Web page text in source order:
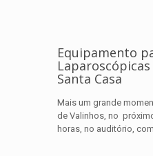
Equipamento
Santa Casa
Mais um grande
de Valinhos, no
horas, no auditório,